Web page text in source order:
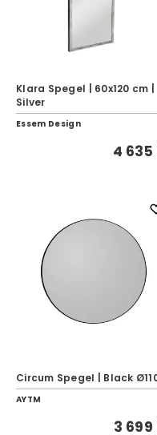
Klara Spegel | 60x120 cm |
Silver
Essem Design
4 635
Circum Spegel | Black
AYTM
3 699